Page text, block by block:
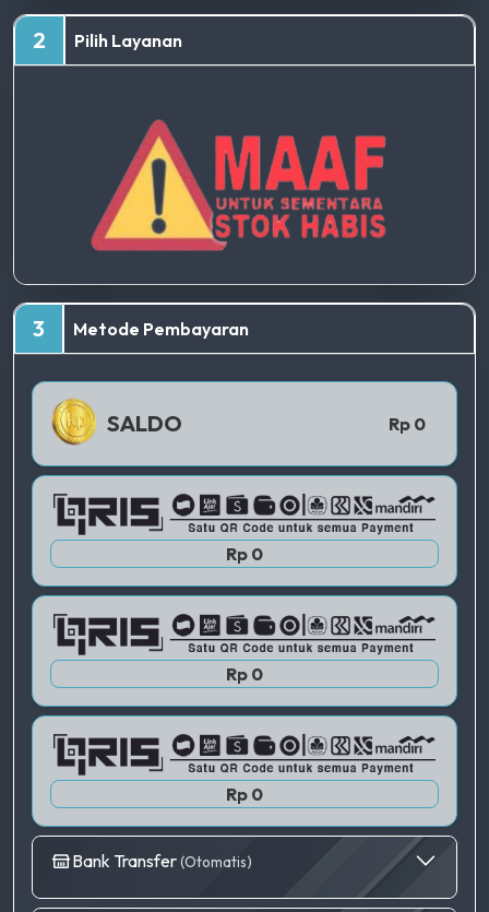
2 Pilih Layanan
3 Metode Pembayaran
SALDO Rp 0
Rp 0
QRIS 1
Rp 0
QRIS 2
Rp 0
QRIS 3
Bank Transfer(Otomatis)